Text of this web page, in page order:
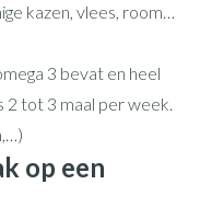
kazen, vlees, room…
3 bevat en heel
2 tot 3 maal per week.
op een